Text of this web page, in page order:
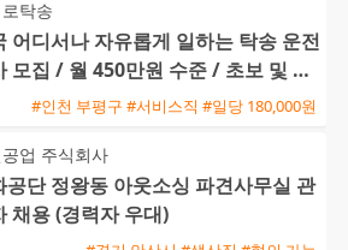
탁송
어디서나 자유롭게 일하는 탁송 운전
모집 / 월 450만원 수준 / 초보 및 외
환영
#인천 부평구 #서비스직 #일당 180,000원
업 주식회사
공단 정왕동 아웃소싱 파견사무실 관
채용 (경력자 우대)